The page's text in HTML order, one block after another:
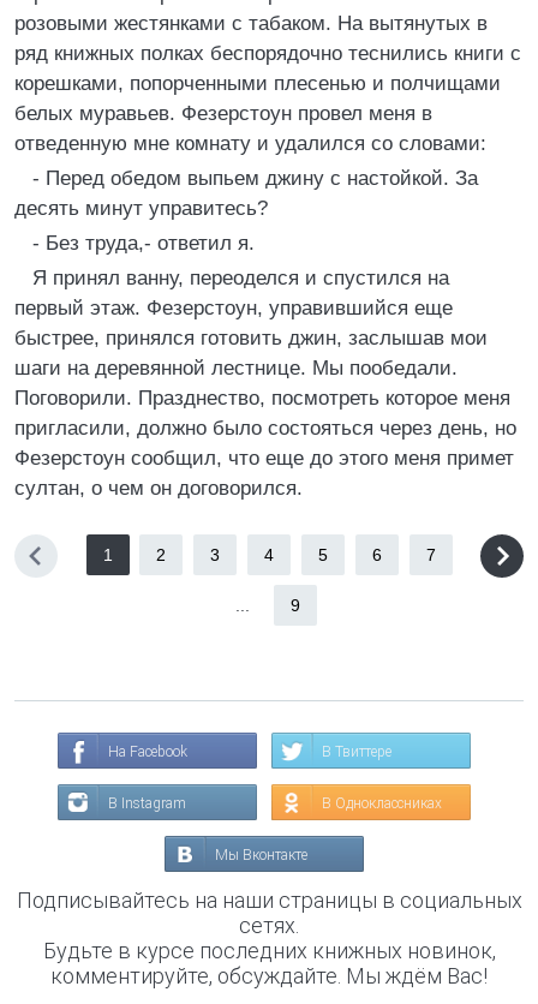
розовыми жестянками с табаком. На вытянутых в
ряд книжных полках беспорядочно теснились книги с
корешками, попорченными плесенью и полчищами
белых муравьев. Фезерстоун провел меня в
отведенную мне комнату и удалился со словами:
- Перед обедом выпьем джину с настойкой. За
десять минут управитесь?
- Без труда,- ответил я.
Я принял ванну, переоделся и спустился на
первый этаж. Фезерстоун, управившийся еще
быстрее, принялся готовить джин, заслышав мои
шаги на деревянной лестнице. Мы пообедали.
Поговорили. Празднество, посмотреть которое меня
пригласили, должно было состояться через день, но
Фезерстоун сообщил, что еще до этого меня примет
султан, о чем он договорился.
1 2 3 4 5 6 7
9
На Facebook В Твиттере
В Instagram В Одноклассниках
Мы Вконтакте
Подписывайтесь на наши страницы в социальных
сетях.
Будьте в курсе последних книжных новинок,
комментируйте, обсуждайте. Мы ждём Вас!